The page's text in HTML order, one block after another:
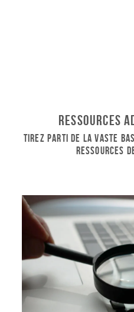
Ressources
Tirez parti de la vaste
ressources